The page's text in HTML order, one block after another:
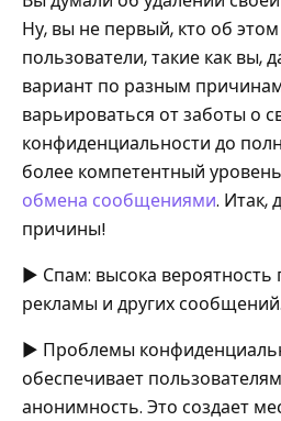
Ну, вы не первый, кто об
пользователи, такие как вы,
вариант по разным
варьироваться от заботы о
конфиденциальности до
более компетентный
обмена сообщениями. Итак,
причины!
▶ Спам: высока
рекламы и других сообщений.
▶ Проблемы
обеспечивает
анонимность. Это создает